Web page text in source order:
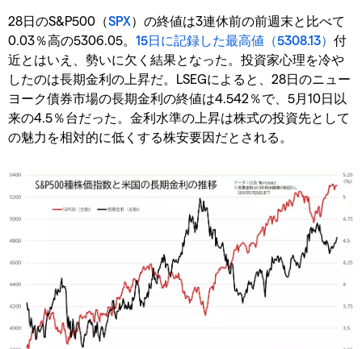
28日のS&P500（SPX）の終値は3連休前の前週末と比べて
0.03％高の5306.05。 15日に記録した最高値（5308.13） 付
近とはいえ、勢いに欠く結果となった。投資家心理を冷や
したのは長期金利の上昇だ。LSEGによると、28日のニュー
ヨーク債券市場の長期金利の終値は4.542％で、5月10日以
来の4.5％台だった。金利水準の上昇は株式の投資先として
の魅力を相対的に低くする株安要因だとされる。